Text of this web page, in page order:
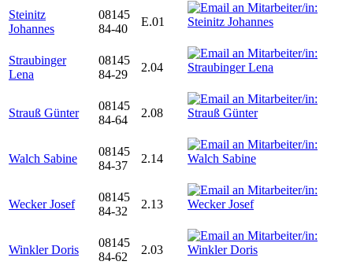
Steinitz
Johannes
08145
84-40
E.01
Straubinger
Lena
08145
84-29
2.04
Strauß Günter
08145
84-64
2.08
Walch Sabine
08145
84-37
2.14
Wecker Josef
08145
84-32
2.13
Winkler Doris
08145
84-62
2.03